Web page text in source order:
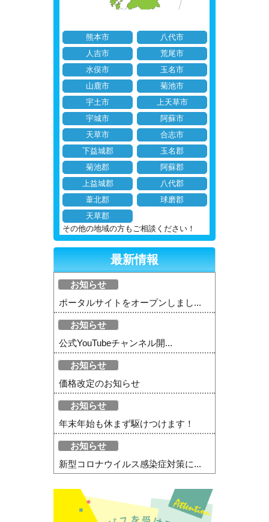
熊本市
八代市
人吉市
荒尾市
水俣市
玉名市
山鹿市
菊池市
宇土市
上天草市
宇城市
阿蘇市
天草市
合志市
下益城郡
玉名郡
菊池郡
阿蘇郡
上益城郡
八代郡
葦北郡
球磨郡
天草郡
その他の地域の方もご相談ください！
最新情報
お知らせ
ポータルサイトをオープンしまし...
お知らせ
公式YouTubeチャンネル開...
お知らせ
価格改定のお知らせ
お知らせ
年末年始も休まず駆けつけます！
お知らせ
新型コロナウイルス感染症対策に...